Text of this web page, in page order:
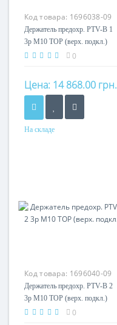
Код товара: 1696038-09
Держатель предохр. PTV-B 1
3p M10 TOP (верх. подкл.)
0
Цена: 14 868.00 грн.
На складе
Код товара: 1696040-09
Держатель предохр. PTV-B 2
3p M10 TOP (верх. подкл.)
0